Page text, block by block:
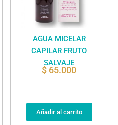
AGUA MICELAR
CAPILAR FRUTO
SALVAJE
$ 65.000
Añadir al carrito